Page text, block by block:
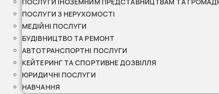
ПОСЛУГИ З НЕРУХОМОСТІ
МЕДІЙНІ ПОСЛУГИ
БУДІВНИЦТВО ТА РЕМОНТ
АВТОТРАНСПОРТНІ ПОСЛУГИ
КЕЙТЕРИНГ ТА СПОРТИВНЕ ДОЗВІЛЛЯ
ЮРИДИЧНІ ПОСЛУГИ
НАВЧАННЯ